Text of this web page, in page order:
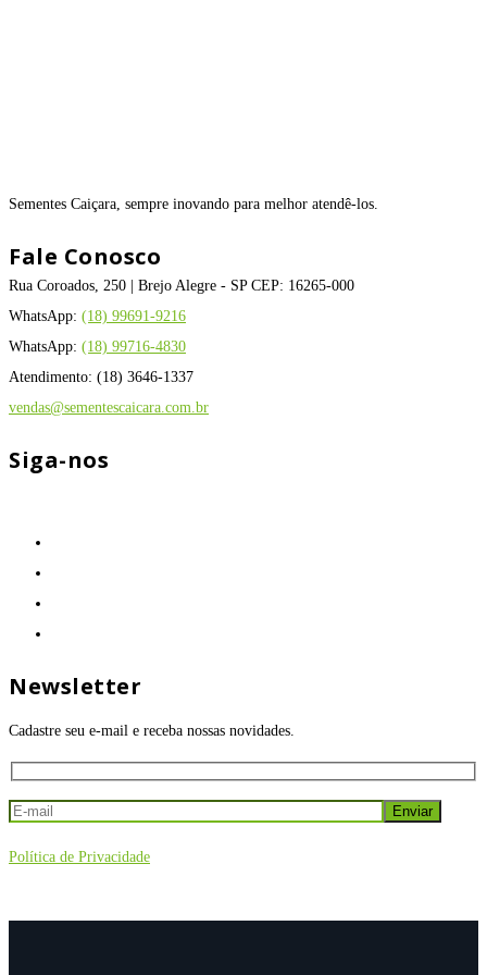
Sementes Caiçara, sempre inovando para melhor atendê-los.
Fale Conosco
Rua Coroados, 250 | Brejo Alegre - SP CEP: 16265-000
WhatsApp: (18) 99691-9216
WhatsApp: (18) 99716-4830
Atendimento: (18) 3646-1337
vendas@sementescaicara.com.br
Siga-nos
Newsletter
Cadastre seu e-mail e receba nossas novidades.
Política de Privacidade